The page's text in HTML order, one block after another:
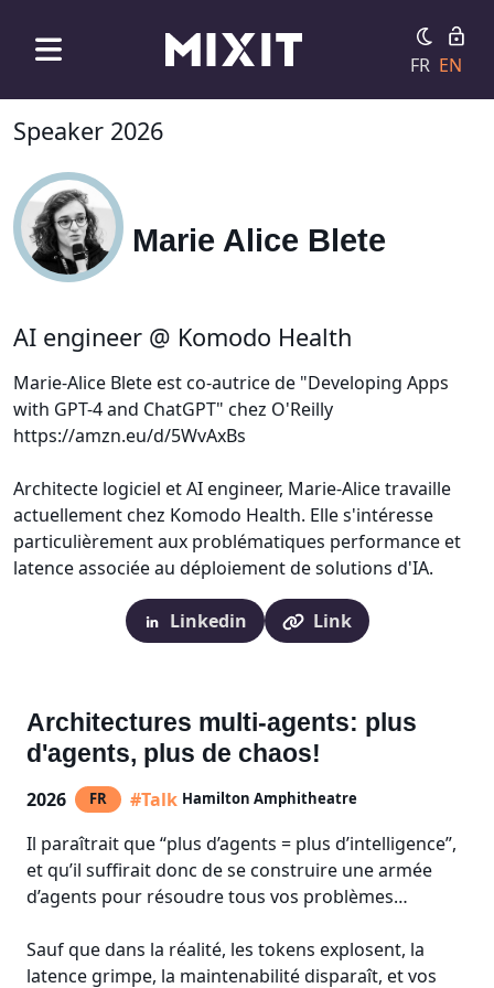
FR EN
Speaker 2026
Marie Alice Blete
AI engineer @ Komodo Health
Marie-Alice Blete est co-autrice de "Developing Apps
with GPT-4 and ChatGPT" chez O'Reilly
https://amzn.eu/d/5WvAxBs
Architecte logiciel et AI engineer, Marie-Alice travaille
actuellement chez Komodo Health. Elle s'intéresse
particulièrement aux problématiques performance et
latence associée au déploiement de solutions d'IA.
Linkedin Link
Architectures multi-agents: plus
d'agents, plus de chaos!
2026 FR #Talk Hamilton Amphitheatre
Il paraîtrait que “plus d’agents = plus d’intelligence”,
et qu’il suffirait donc de se construire une armée
d’agents pour résoudre tous vos problèmes…
Sauf que dans la réalité, les tokens explosent, la
latence grimpe, la maintenabilité disparaît, et vos